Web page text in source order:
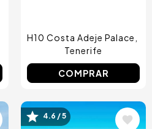
H10 Costa Adeje Palace
Tenerife
COMPRAR
Image
4.6 / 5